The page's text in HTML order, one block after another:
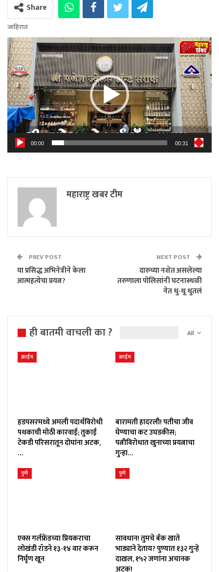
Share
जाहिरात
Video
Player
00:00 00:31
महाराष्ट्र खबर टीम
PREV POST
या प्रसिद्ध अभिनेत्रीने केला
आत्महत्येचा प्रयत्न?
NEXT POST
दारुच्या नशेत असलेल्या
तरुणाला पोलिसांनी घटनास्थळी
नेत धु-धू धुतलं
All
ही बातमी वाचली का ?
क्राईम
हडपसरमध्ये अमली पदार्थविरोधी
पथकाची मोठी कारवाई; तुकाई
टेकडी परिसरातून दोघांना अटक,
…
क्राईम
बारामती हादरली! पतीचा जीव
घेण्याचा कट उघडकीस;
पत्नीविरोधात खुनाच्या प्रयत्नाचा
गुन्हा…
पुणे
एक्स गर्लफ्रेंडच्या प्रियकराचा
लोखंडी रॉडने १३-१४ वार करून
निर्घृण खून
पुणे
सावधान! तुमचे बँक खाते
भाड्याने देताय? पुण्यात १३२ गुन्हे
दाखल, १५२ जणांना अचानक
अटक!